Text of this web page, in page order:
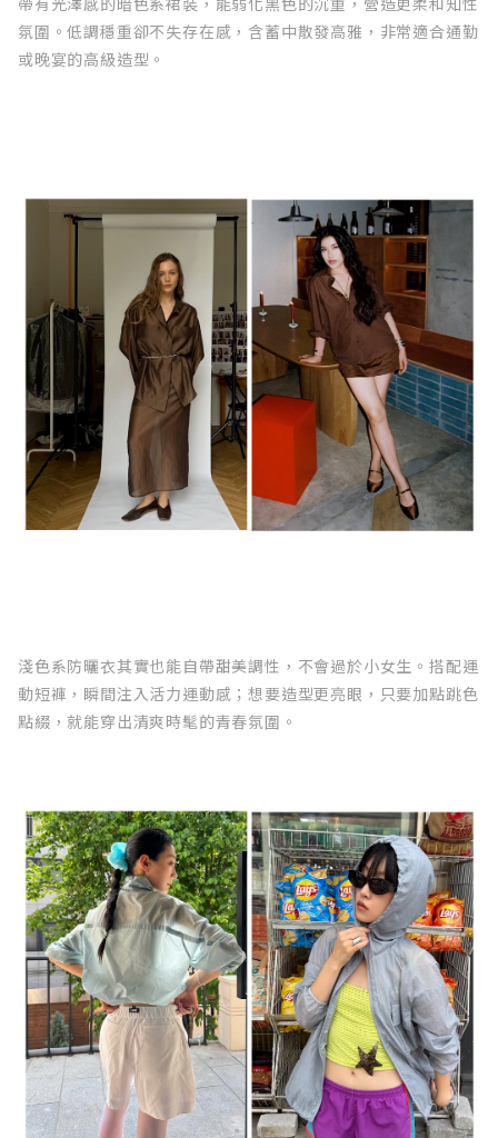
氛圍。低調穩重卻不失存在感，含蓄中散發高雅，非常適合通勤
或晚宴的高級造型。
淺色系防曬衣其實也能自帶甜美調性，不會過於小女生。搭配運
動短褲，瞬間注入活力運動感；想要造型更亮眼，只要加點跳色
點綴，就能穿出清爽時髦的青春氛圍。